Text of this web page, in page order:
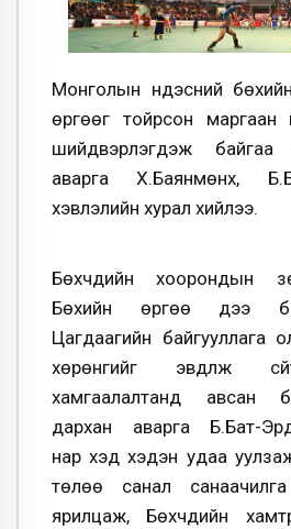
Монголын үндэсний
өргөөг тойрсон маргаан
шийдвэрлэгдэж
аварга Х.Баянмөнх,
хэвлэлийн хурал хийлээ.
Бөхчүүдийн хоорондын
Бөхийн өргөө үүдээ
Цагдаагийн байгууллага
хөрөнгийг эвдүүлж
хамгаалалтанд авсан
дархан аварга Б.Бат-
нархэд хэдэн удаа
төлөө санал
ярилцаж, Бөхчүүдийн